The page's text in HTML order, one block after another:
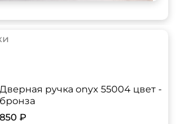
Дверная ручка onyx 55004 цвет -
бронза
850 ₽